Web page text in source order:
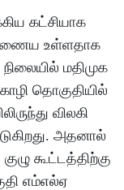
கட்சியாக
இணைய உள்ளதாக
மதிமுக
தொகுதியில்
விலகி
அதனால்
கூட்டத்திற்கு
எம்எல்ஏ